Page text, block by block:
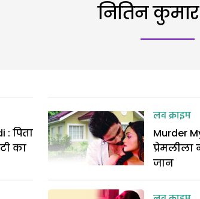
नितिन कुमार
: पिता
का
लव क्राइम
Murder
प्रेमलीला
जान